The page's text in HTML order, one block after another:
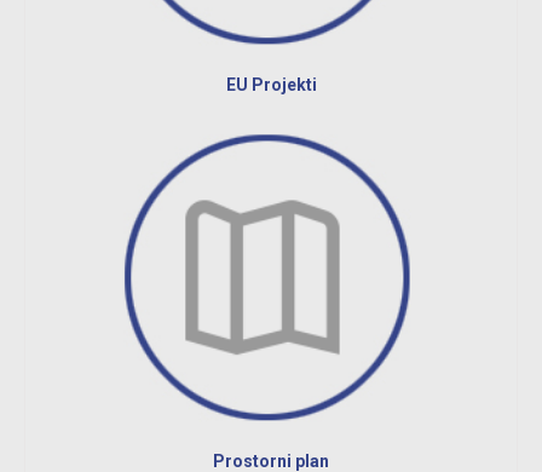
EU Projekti
Prostorni plan